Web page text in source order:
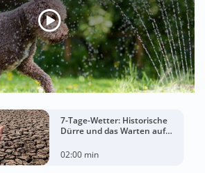
7-Tage-Wetter: Historische
Dürre und das Warten auf
02:00 min